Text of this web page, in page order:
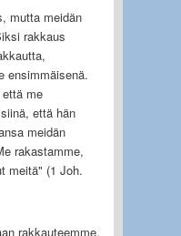
mutta meidän
rakkaus
ensimmäisenä.
me
että hän
meidän
rakastamme,
meitä" (1 Joh.
rakkauteemme,